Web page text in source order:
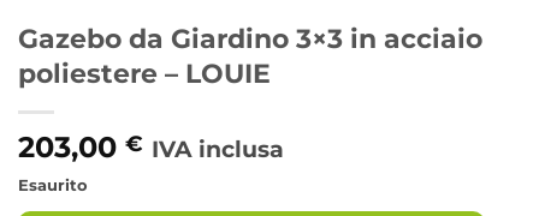
Gazebo da Giardino 3×3 in acciaio
poliestere – LOUIE
203,00 € IVA inclusa
Esaurito